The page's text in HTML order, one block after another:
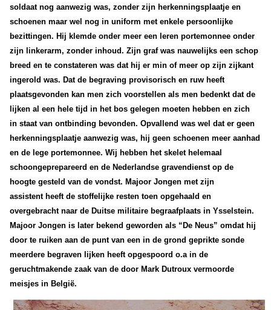
soldaat nog aanwezig was, zonder zijn herkenningsplaatje en
schoenen maar wel nog in uniform met enkele persoonlijke
bezittingen. Hij klemde onder meer een leren portemonnee onder
zijn linkerarm, zonder inhoud. Zijn graf was nauwelijks een schop
breed en te constateren was dat hij er min of meer op zijn zijkant
ingerold was. Dat de begraving provisorisch en ruw heeft
plaatsgevonden kan men zich voorstellen als men bedenkt dat de
lijken al een hele tijd in het bos gelegen moeten hebben en zich
in staat van ontbinding bevonden. Opvallend was wel dat er geen
herkenningsplaatje aanwezig was, hij geen schoenen meer aanhad
en de lege portemonnee. Wij hebben het skelet helemaal
schoongeprepareerd en de Nederlandse gravendienst op de
hoogte gesteld van de vondst. Majoor Jongen met zijn
assistent heeft de stoffelijke resten toen opgehaald en
overgebracht naar de Duitse militaire begraafplaats in Ysselstein.
Majoor Jongen is later bekend geworden als “De Neus” omdat hij
door te ruiken aan de punt van een in de grond geprikte sonde
meerdere begraven lijken heeft opgespoord o.a in de
geruchtmakende zaak van de door Mark Dutroux vermoorde
meisjes in België.